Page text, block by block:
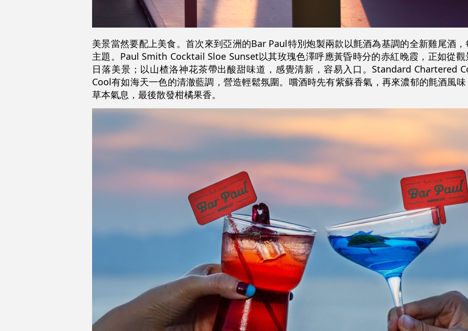
美景當然要配上美食。首次來到亞洲的Bar Paul特別炮製兩款以氈酒為基調的全新雞尾酒
主題。Paul Smith Cocktail Sloe Sunset以其玫瑰色澤呼應黃昏時分的赤紅晚霞，正如從觀
日落美景；以山楂洛神花茶帶出酸甜味道，感覺清新，容易入口。Standard Chartered
Cool有如海天一色的清澈藍調，營造輕鬆氛圍。嚐酒時先有紫蘇香氣，再來濃郁的氈酒風
草本氣息，最後散發柑橘果香。